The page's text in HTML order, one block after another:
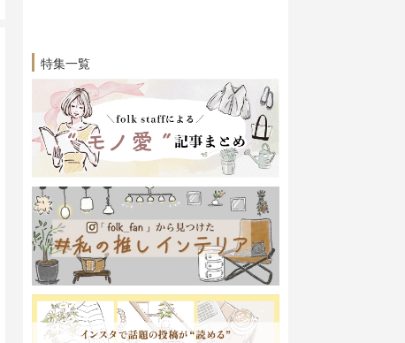
特集一覧